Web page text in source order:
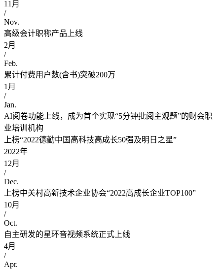
11月
/
Nov.
高级会计职称产品上线
2月
/
Feb.
累计付费用户数(含书)突破200万
1月
/
Jan.
AI阅卷功能上线，成为首个实现“5分钟批阅主观题”的财会职
业培训机构
上榜“2022德勤中国高科技高成长50强及明日之星”
2022年
12月
/
Dec.
上榜中关村高新技术企业协会“2022高成长企业TOP100”
10月
/
Oct.
自主研发的星环音视频系统正式上线
4月
/
Apr.